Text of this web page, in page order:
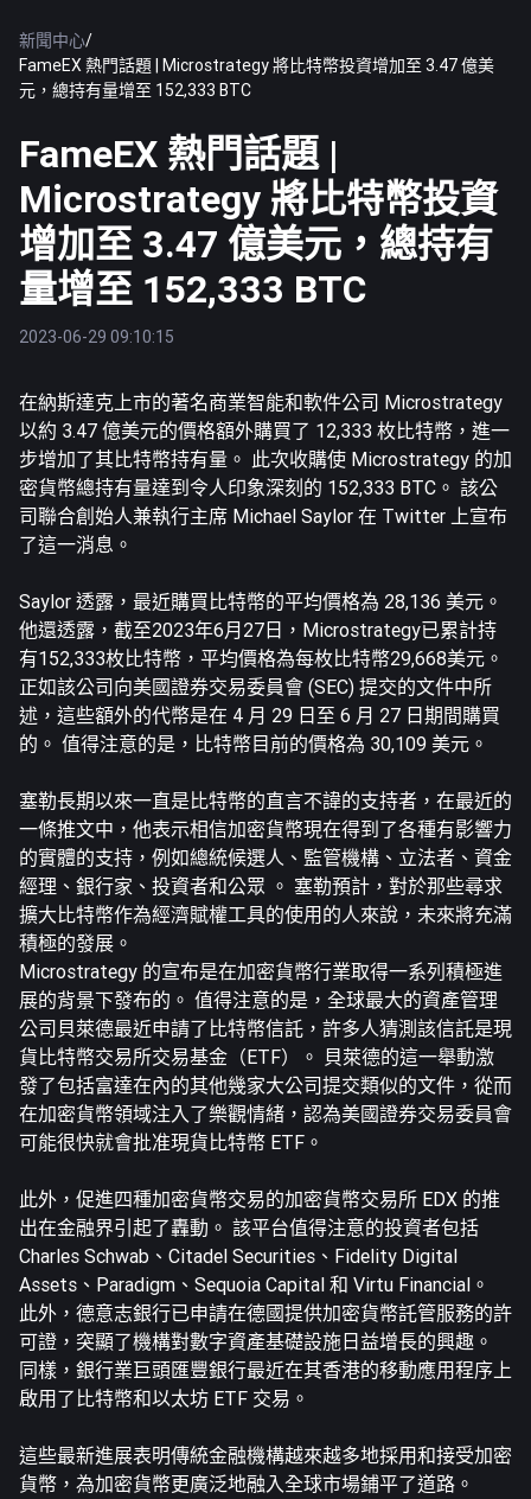
新聞中心/
FameEX 熱門話題 | Microstrategy 將比特幣投資增加至 3.47 億美
元，總持有量增至 152,333 BTC
FameEX 熱門話題 |
Microstrategy 將比特幣投資
增加至 3.47 億美元，總持有
量增至 152,333 BTC
2023-06-29 09:10:15
在納斯達克上市的著名商業智能和軟件公司 Microstrategy
以約 3.47 億美元的價格額外購買了 12,333 枚比特幣，進一
步增加了其比特幣持有量。 此次收購使 Microstrategy 的加
密貨幣總持有量達到令人印象深刻的 152,333 BTC 。 該公
司聯合創始人兼執行主席 Michael Saylor 在 Twitter 上宣布
了這一消息。
Saylor 透露，最近購買比特幣的平均價格為 28,136 美元。
他還透露，截至2023年6月27日，Microstrategy已累計持
有152,333枚比特幣，平均價格為每枚比特幣29,668美元。
正如該公司向美國證券交易委員會 (SEC) 提交的文件中所
述，這些額外的代幣是在 4 月 29 日至 6 月 27 日期間購買
的。 值得注意的是，比特幣目前的價格為 30,109 美元。
塞勒長期以來一直是比特幣的直言不諱的支持者，在最近的
一條推文中，他表示相信加密貨幣現在得到了各種有影響力
的實體的支持，例如總統候選人、監管機構、立法者、資金
經理、銀行家、投資者和公眾 。 塞勒預計，對於那些尋求
擴大比特幣作為經濟賦權工具的使用的人來說，未來將充滿
積極的發展。
Microstrategy 的宣布是在加密貨幣行業取得一系列積極進
展的背景下發布的。 值得注意的是，全球最大的資產管理
公司貝萊德最近申請了比特幣信託，許多人猜測該信託是現
貨比特幣交易所交易基金（ETF）。 貝萊德的這一舉動激
發了包括富達在內的其他幾家大公司提交類似的文件，從而
在加密貨幣領域注入了樂觀情緒，認為美國證券交易委員會
可能很快就會批准現貨比特幣 ETF。
此外，促進四種加密貨幣交易的加密貨幣交易所 EDX 的推
出在金融界引起了轟動。 該平台值得注意的投資者包括
Charles Schwab、Citadel Securities、Fidelity Digital
Assets、Paradigm、Sequoia Capital 和 Virtu Financial。
此外，德意志銀行已申請在德國提供加密貨幣託管服務的許
可證，突顯了機構對數字資產基礎設施日益增長的興趣。
同樣，銀行業巨頭匯豐銀行最近在其香港的移動應用程序上
啟用了比特幣和以太坊 ETF 交易。
這些最新進展表明傳統金融機構越來越多地採用和接受加密
貨幣，為加密貨幣更廣泛地融入全球市場鋪平了道路。